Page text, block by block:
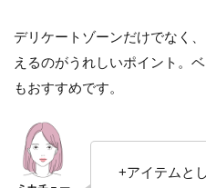
デリケートゾーンだけでなく
えるのがうれしいポイント。
もおすすめです。
+アイテムと